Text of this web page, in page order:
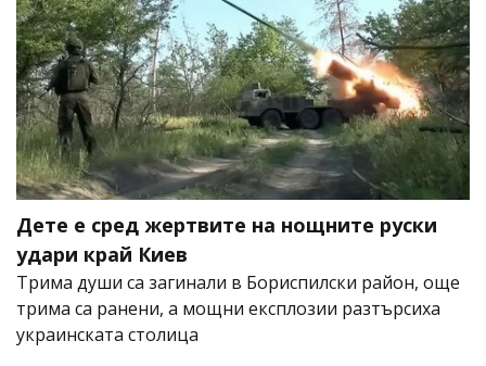
Дете е сред жертвите на нощните руски
удари край Киев
Трима души са загинали в Бориспилски район, още
трима са ранени, а мощни експлозии разтърсиха
украинската столица